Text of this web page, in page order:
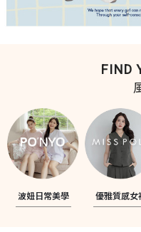
FIND
波妞日常美學 優雅質感女